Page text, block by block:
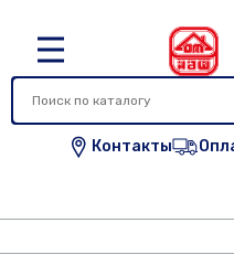
Контакты